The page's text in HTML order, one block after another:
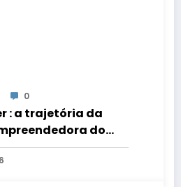
0
: a trajetória da
do
Alegre